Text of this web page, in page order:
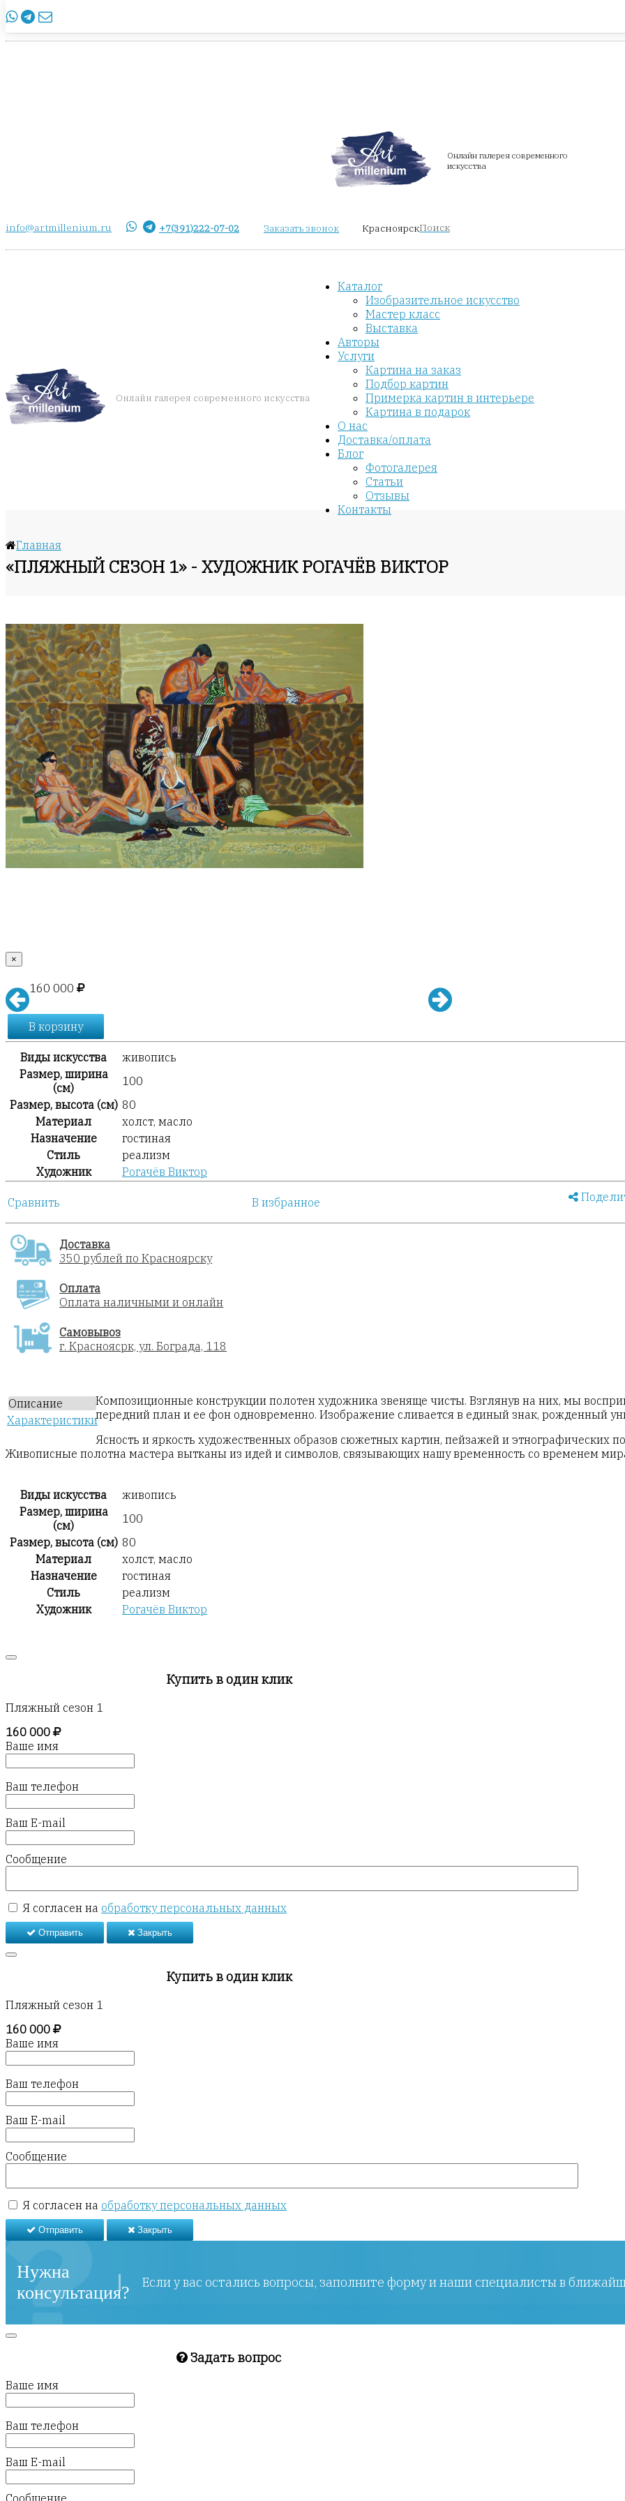
info@artmillenium.ru
Онлайн галерея современного
искусства
info@artmillenium.ru +7(391)222-07-02 Заказать звонок КрасноярскПоиск
Онлайн галерея современного искусства
Каталог
Изобразительное искусство
Мастер класс
Выставка
Авторы
Услуги
Картина на заказ
Подбор картин
Примерка картин в интерьере
Картина в подарок
О нас
Доставка/оплата
Блог
Фотогалерея
Статьи
Отзывы
Контакты
Главная
«ПЛЯЖНЫЙ СЕЗОН 1» - ХУДОЖНИК РОГАЧЁВ ВИКТОР
×
160 000
В корзину
Виды искусства
живопись
Размер, ширина
(см)
100
Размер, высота (см) 80
Материал
холст, масло
Назначение
гостиная
Стиль
реализм
Художник
Рогачёв Виктор
Сравнить В избранное
Доставка
350 рублей по Красноярску
Оплата
Оплата наличными и онлайн
Самовывоз
г. Красноясрк, ул. Бограда, 118
Описание
Характеристики
Композиционные конструкции полотен художника звеняще чисты. Взглянув на них, мы
передний план и ее фон одновременно. Изображение сливается в единый знак, рожденный
Ясность и яркость художественных образов сюжетных картин, пейзажей и этнографических
Живописные полотна мастера вытканы из идей и символов, связывающих нашу временность со временем
Виды искусства
живопись
Размер, ширина
(см)
100
Размер, высота (см) 80
Материал
холст, масло
Назначение
гостиная
Стиль
реализм
Художник
Рогачёв Виктор
Купить в один клик
Пляжный сезон 1
160 000
Ваше имя
Ваш телефон
Ваш E-mail
Сообщение
Я согласен на обработку персональных данных
Отправить Закрыть
Купить в один клик
Пляжный сезон 1
160 000
Ваше имя
Ваш телефон
Ваш E-mail
Сообщение
Я согласен на обработку персональных данных
Отправить Закрыть
Нужна
консультация?
Если у вас остались вопросы, заполните форму и наши специалисты в
Задать вопрос
Ваше имя
Ваш телефон
Ваш E-mail